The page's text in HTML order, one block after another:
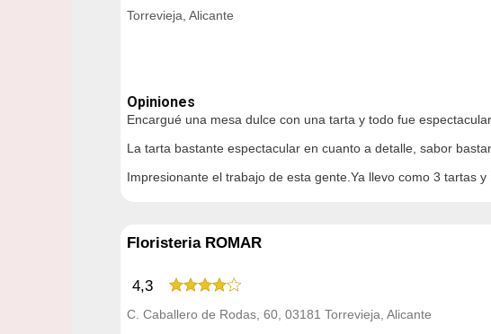
Torrevieja, Alicante
Opiniones
Encargué una mesa dulce con una tarta y todo fue
La tarta bastante espectacular en cuanto a detalle, sabor
Impresionante el trabajo de esta gente.Ya llevo como 3 tartas
Floristeria ROMAR
4,3
C. Caballero de Rodas, 60, 03181 Torrevieja, Alicante